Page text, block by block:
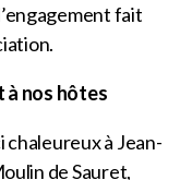
fait
à nos hôtes
à Jean-
de Sauret,